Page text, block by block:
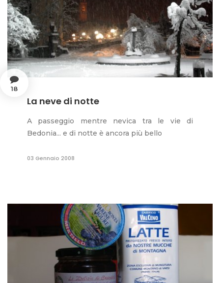
18
La neve di notte
A passeggio mentre nevica tra le vie di
Bedonia... e di notte è ancora più bello
03 Gennaio 2008